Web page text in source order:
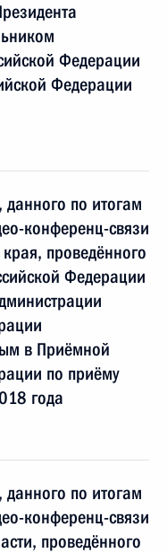
Федерации
Федерации
данного по итогам
конференц-связи
проведённого
Федерации
в Приёмной
по приёму
года
данного по итогам
конференц-связи
проведённого